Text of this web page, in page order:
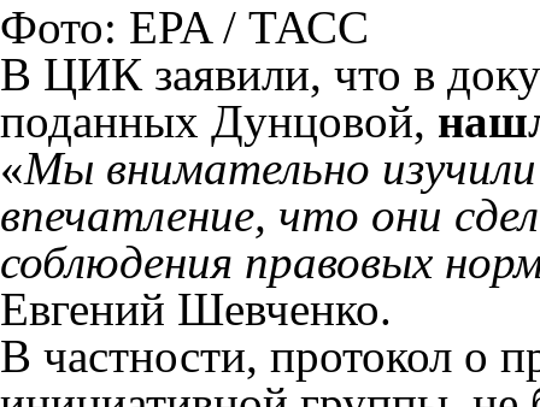
Фото: EPA / ТАСС
В ЦИК заявили, что в
поданных Дунцовой,
«Мы внимательно
впечатление, что они
соблюдения правовых
Евгений Шевченко.
В частности, протокол о